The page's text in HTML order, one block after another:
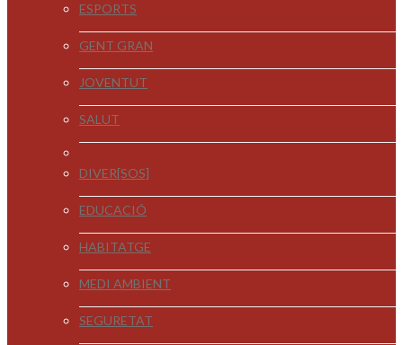
ESPORTS
GENT GRAN
JOVENTUT
SALUT
DIVER[SOS]
EDUCACIÓ
HABITATGE
MEDI AMBIENT
SEGURETAT